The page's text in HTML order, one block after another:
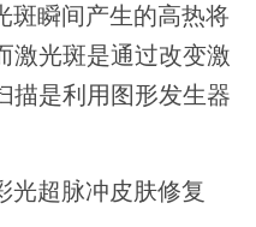
斑瞬间产生的高热将
激光斑是通过改变激
描是利用图形发生器
光超脉冲皮肤修复